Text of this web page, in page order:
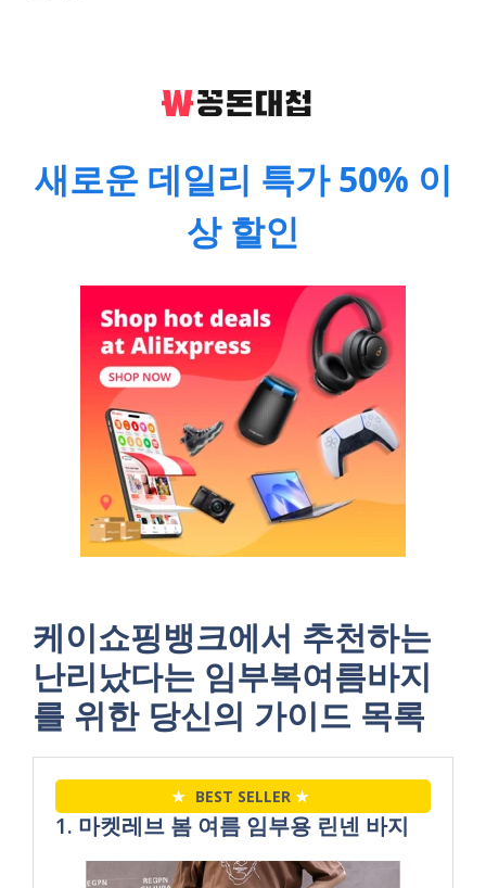
새로운 데일리 특가 50% 이
상 할인
케이쇼핑뱅크에서 추천하는
난리났다는 임부복여름바지
를 위한 당신의 가이드 목록
★ BEST SELLER ★
1. 마켓레브 봄 여름 임부용 린넨 바지